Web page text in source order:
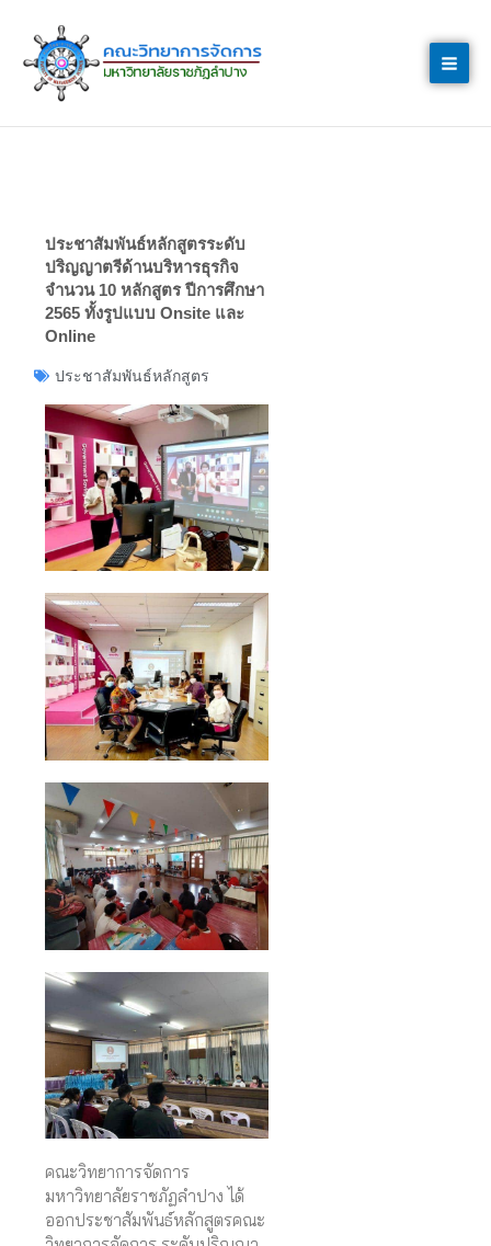
content
ประชาสัมพันธ์หลักสูตรระดับ
ปริญญาตรีด้านบริหารธุรกิจ
จำนวน 10 หลักสูตร ปีการศึกษา
2565 ทั้งรูปแบบ Onsite และ
Online
ประชาสัมพันธ์หลักสูตร
คณะวิทยาการจัดการ
มหาวิทยาลัยราชภัฏลำปาง ได้
ออกประชาสัมพันธ์หลักสูตรคณะ